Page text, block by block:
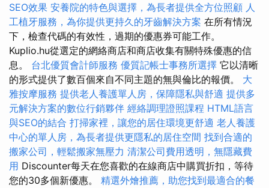
SEO效果 安養院的特色與選擇，為長者提供全方位照顧 人
工植牙服務，為你提供更持久的牙齒解決方案 在所有情況
下，檢查代碼的有效性，過期的優惠券可能工作。
Kuplio.hu從選定的網絡商店和商店收集有關特殊優惠的信
息。 台北優質會計師服務 優質記帳士事務所選擇 它以清晰
的形式提供了數百個來自不同主題的無與倫比的報價。 大
雅按摩服務 提供老人養護單人房，保障隱私與舒適 提供多
元解決方案的數位行銷夥伴 經絡調理證照課程 HTML語言
與SEO的結合 打掃家裡，讓您的居住環境更舒適 老人養護
中心的單人房，為長者提供更隱私的居住空間 找到合適的
搬家公司，輕鬆搬家無壓力 清潔公司費用透明，無隱藏費
用 Discounter每天在您喜歡的在線商店中購買折扣，等待
您的30多個新優惠。 精選外燴推薦，助您找到最適合的餐